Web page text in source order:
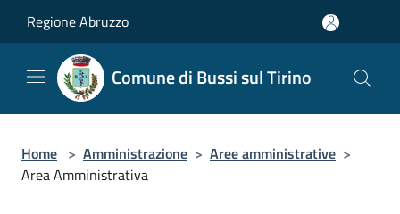
Regione Abruzzo
Comune di Bussi sul Tirino
Home > Amministrazione > Aree amministrative >
Area Amministrativa